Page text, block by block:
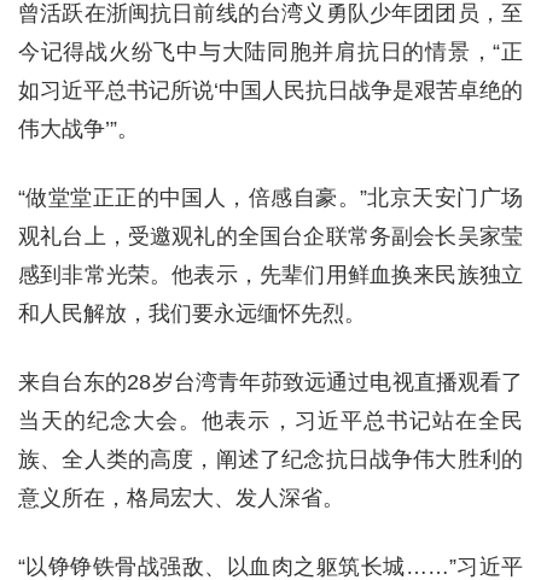
曾活跃在浙闽抗日前线的台湾义勇队少年团团员，至
今记得战火纷飞中与大陆同胞并肩抗日的情景，“正
如习近平总书记所说‘中国人民抗日战争是艰苦卓绝的
伟大战争’”。
“做堂堂正正的中国人，倍感自豪。”北京天安门广场
观礼台上，受邀观礼的全国台企联常务副会长吴家莹
感到非常光荣。他表示，先辈们用鲜血换来民族独立
和人民解放，我们要永远缅怀先烈。
来自台东的28岁台湾青年茆致远通过电视直播观看了
当天的纪念大会。他表示，习近平总书记站在全民
族、全人类的高度，阐述了纪念抗日战争伟大胜利的
意义所在，格局宏大、发人深省。
“以铮铮铁骨战强敌、以血肉之躯筑长城……”习近平